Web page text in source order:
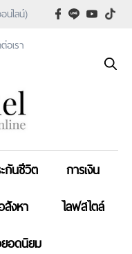
นไลน์)
อเรา
กันชีวิต
การเงิน
สังหา
ไลฟสไตล์
อดนิยม